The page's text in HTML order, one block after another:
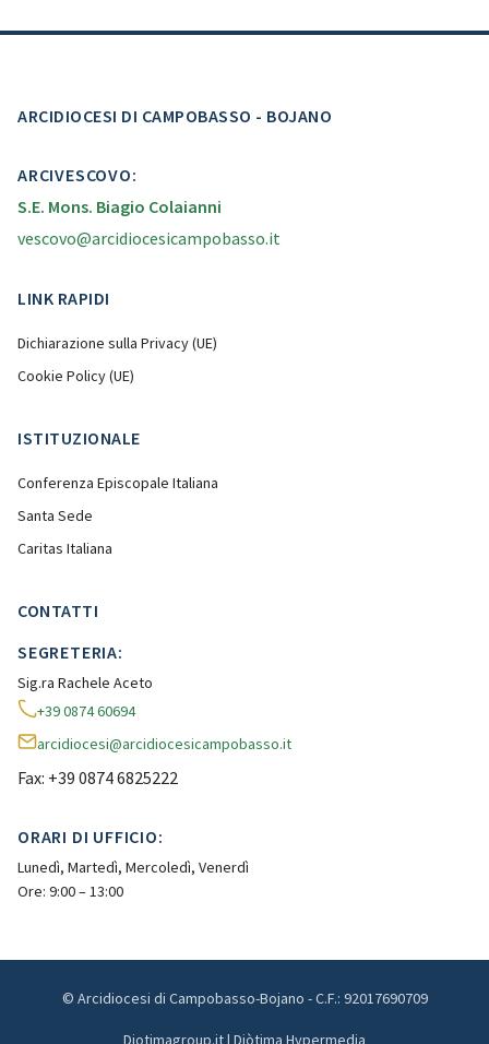
ARCIDIOCESI DI CAMPOBASSO - BOJANO
ARCIVESCOVO:
S.E. Mons. Biagio Colaianni
vescovo@arcidiocesicampobasso.it
LINK RAPIDI
Dichiarazione sulla Privacy (UE)
Cookie Policy (UE)
ISTITUZIONALE
Conferenza Episcopale Italiana
Santa Sede
Caritas Italiana
CONTATTI
SEGRETERIA:
Sig.ra Rachele Aceto
+39 0874 60694
arcidiocesi@arcidiocesicampobasso.it
Fax: +39 0874 6825222
ORARI DI UFFICIO:
Lunedì, Martedì, Mercoledì, Venerdì
Ore: 9:00 – 13:00
© Arcidiocesi di Campobasso-Bojano - C.F.: 92017690709
Diotimagroup.it | Diòtima Hypermedia